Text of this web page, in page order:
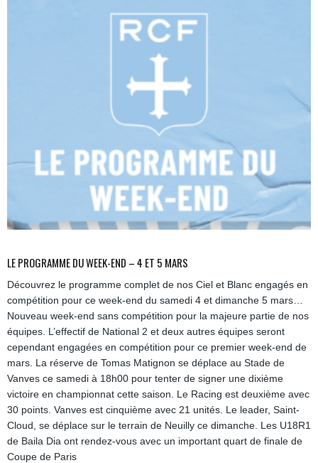
LE PROGRAMME DU WEEK-END – 4 ET 5 MARS
Découvrez le programme complet de nos Ciel et Blanc engagés en
compétition pour ce week-end du samedi 4 et dimanche 5 mars…
Nouveau week-end sans compétition pour la majeure partie de nos
équipes. L’effectif de National 2 et deux autres équipes seront
cependant engagées en compétition pour ce premier week-end de
mars. La réserve de Tomas Matignon se déplace au Stade de
Vanves ce samedi à 18h00 pour tenter de signer une dixième
victoire en championnat cette saison. Le Racing est deuxième avec
30 points. Vanves est cinquième avec 21 unités. Le leader, Saint-
Cloud, se déplace sur le terrain de Neuilly ce dimanche. Les U18R1
de Baila Dia ont rendez-vous avec un important quart de finale de
Coupe de Paris